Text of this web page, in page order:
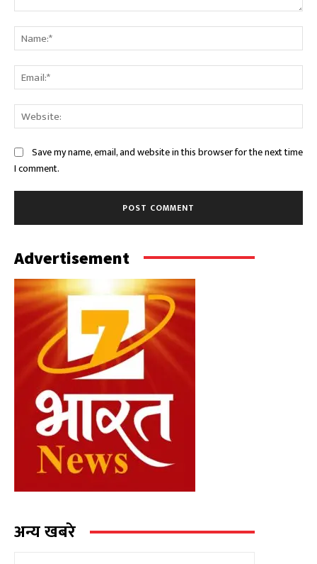
Save my name, email, and website in this browser for the next time
I comment.
Advertisement
अन्य खबरे